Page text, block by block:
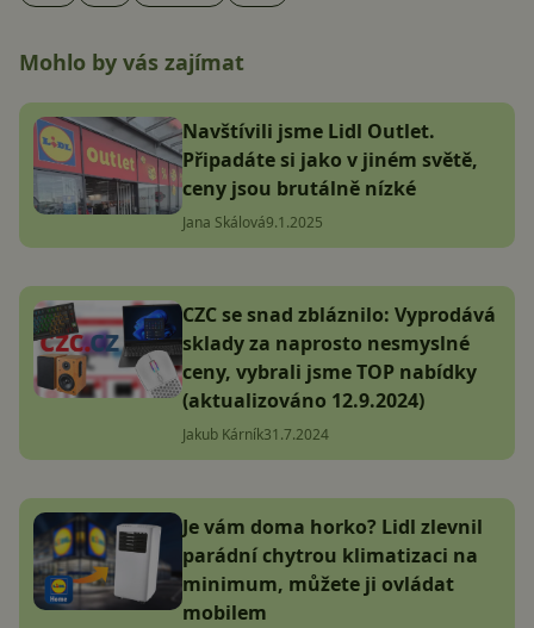
Mohlo by vás zajímat
Navštívili jsme Lidl Outlet.
Připadáte si jako v jiném světě,
ceny jsou brutálně nízké
Jana Skálová9.1.2025
CZC se snad zbláznilo: Vyprodává
sklady za naprosto nesmyslné
ceny, vybrali jsme TOP nabídky
(aktualizováno 12.9.2024)
Jakub Kárník31.7.2024
Je vám doma horko? Lidl zlevnil
parádní chytrou klimatizaci na
minimum, můžete ji ovládat
mobilem